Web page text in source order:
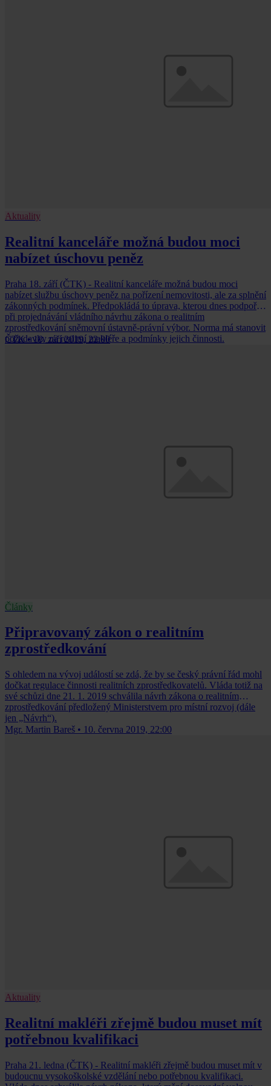
Aktuality
Realitní kanceláře možná budou moci
nabízet úschovu peněz
Praha 18. září (ČTK) - Realitní kanceláře možná budou moci
nabízet službu úschovy peněz na pořízení nemovitosti, ale za splnění
zákonných podmínek. Předpokládá to úprava, kterou dnes podpořil
při projednávání vládního návrhu zákona o realitním
zprostředkování sněmovní ústavně-právní výbor. Norma má stanovit
požadavky na realitní makléře a podmínky jejich činnosti.
ČTK • 18. září 2019, 22:00
Články
Připravovaný zákon o realitním
zprostředkování
S ohledem na vývoj událostí se zdá, že by se český právní řád mohl
dočkat regulace činnosti realitních zprostředkovatelů. Vláda totiž na
své schůzi dne 21. 1. 2019 schválila návrh zákona o realitním
zprostředkování předložený Ministerstvem pro místní rozvoj (dále
jen „Návrh“).
Mgr. Martin Bareš • 10. června 2019, 22:00
Aktuality
Realitní makléři zřejmě budou muset mít
potřebnou kvalifikaci
Praha 21. ledna (ČTK) - Realitní makléři zřejmě budou muset mít v
budoucnu vysokoškolské vzdělání nebo potřebnou kvalifikaci.